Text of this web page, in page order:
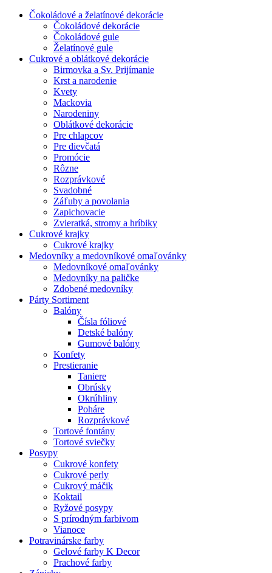
Čokoládové a želatínové dekorácie
Čokoládové dekorácie
Čokoládové gule
Želatínové gule
Cukrové a oblátkové dekorácie
Birmovka a Sv. Prijímanie
Krst a narodenie
Kvety
Mackovia
Narodeniny
Oblátkové dekorácie
Pre chlapcov
Pre dievčatá
Promócie
Rôzne
Rozprávkové
Svadobné
Záľuby a povolania
Zapichovacie
Zvieratká, stromy a hríbiky
Cukrové krajky
Cukrové krajky
Medovníky a medovníkové omaľovánky
Medovníkové omaľovánky
Medovníky na paličke
Zdobené medovníky
Párty Sortiment
Balóny
Čísla fóliové
Detské balóny
Gumové balóny
Konfety
Prestieranie
Taniere
Obrúsky
Okrúhliny
Poháre
Rozprávkové
Tortové fontány
Tortové sviečky
Posypy
Cukrové konfety
Cukrové perly
Cukrový máčik
Koktail
Ryžové posypy
S prírodným farbivom
Vianoce
Potravinárske farby
Gelové farby K Decor
Prachové farby